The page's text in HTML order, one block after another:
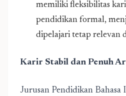
memiliki fleksibilitas
pendidikan formal,
dipelajari tetap relevan
Karir Stabil dan Penuh
Jurusan Pendidikan Bahasa